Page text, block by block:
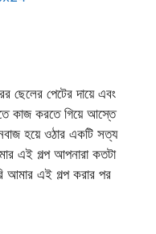
পেটের দায়ে এবং
কাজ করতে গিয়ে আস্তে
হয়ে ওঠার একটি সত্য
এই গল্প আপনারা কতটা
আমার এই গল্প করার পর